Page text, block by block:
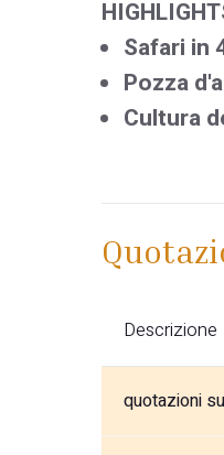
Safari in
Pozza
Cultura
Descrizione
quotazioni